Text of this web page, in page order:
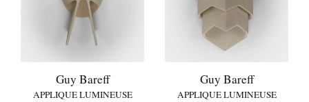
Guy Bareff
APPLIQUE LUMINEUSE
Guy Bareff
APPLIQUE LUMINEUSE